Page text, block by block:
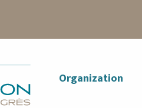
Organization